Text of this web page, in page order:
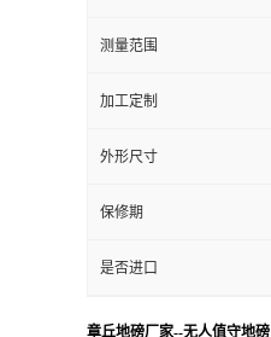
测量范围
加工定制
外形尺寸
保修期
是否进口
章丘地磅厂家--无人值守地磅